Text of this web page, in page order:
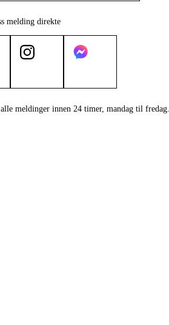
melding direkte
meldinger innen 24 timer, mandag til